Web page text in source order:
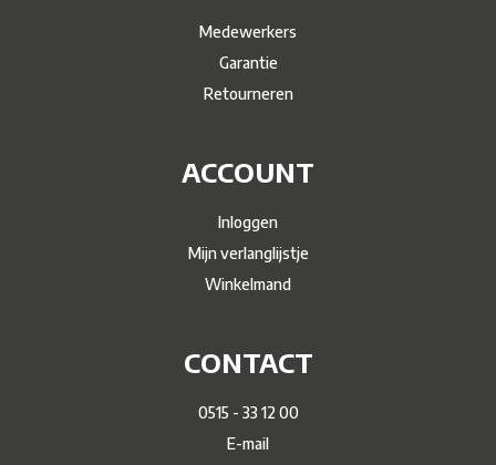
Medewerkers
Garantie
Retourneren
ACCOUNT
Inloggen
Mijn verlanglijstje
Winkelmand
CONTACT
0515 - 33 12 00
E-mail